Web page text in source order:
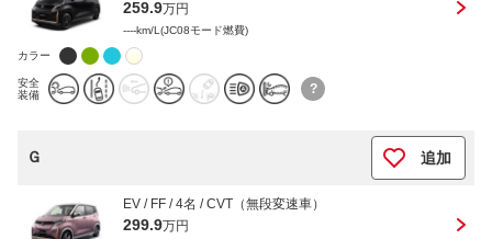
259.9万円
----km/L(JC08モード燃費)
カラー
安全
装備
?
Ｇ 追加
EV / FF / 4名 / CVT（無段変速車）
299.9万円